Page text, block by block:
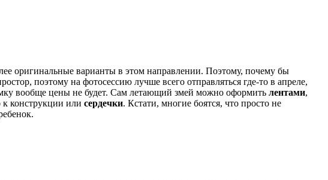
оригинальные варианты в этом направлении. Поэтому, почему бы
поэтому на фотосессию лучше всего отправляться где-то в апреле,
вообще цены не будет. Сам летающий змей можно оформить лентами,
к конструкции или сердечки. Кстати, многие боятся, что просто не